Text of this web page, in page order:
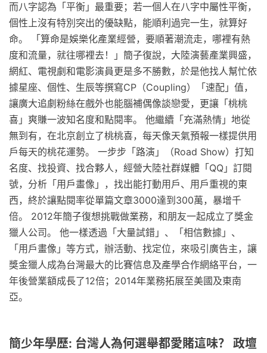
而八字認為「平衡」最重要；若一個人在八字中屬性平衡，
個性上沒有特別突出的優缺點，能順利過完一生，就算好
命。 「算命是娛樂化產業經營，要順著潮流走，哪裡有熱
度和流量，就往哪裡去！」簡子復說，大陸演藝產業興盛，
網紅、電視劇和電影演員更是多不勝數，於是他找人幫忙依
據星座、個性、生辰等撰寫CP（Coupling）「速配」值，
讓廣大追劇粉絲在戲外也能腦補偶像談戀愛，更讓「桃桃
喜」爽賺一波知名度和點閱率。 他繼續「充滿熱情」地從
無到有，在北京創立了桃桃喜，每天像天氣預報一樣提供用
戶每天的桃花運勢。 一步步「路演」（Road Show）打知
名度、找投資、找合夥人，經營大陸社群媒體「QQ」訂閱
號，分析「用戶畫像」，找出能打動用戶、用戶重視的東
西，終於讓點閱率從單篇文章3000達到300萬，暴增千
倍。 2012年簡子復想挑戰做業務，和朋友一起成立了獎金
獵人公司。 他一樣透過「大量試錯」、「相信數據」、
「用戶畫像」等方式，辦活動、找定位，來吸引廣告主，讓
獎金獵人成為台灣最大的比賽信息及產學合作網絡平台，一
年後營業額成長了12倍；2014年業務拓展至美國及東南
亞。
簡少年學歷: 台灣人為何選舉都愛賭這味？ 政壇